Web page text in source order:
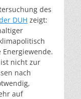
des
DUH zeigt:
nicht zur
nach
auf